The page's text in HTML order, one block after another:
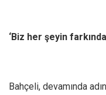
‘Biz her şeyin
Bahçeli, devamında